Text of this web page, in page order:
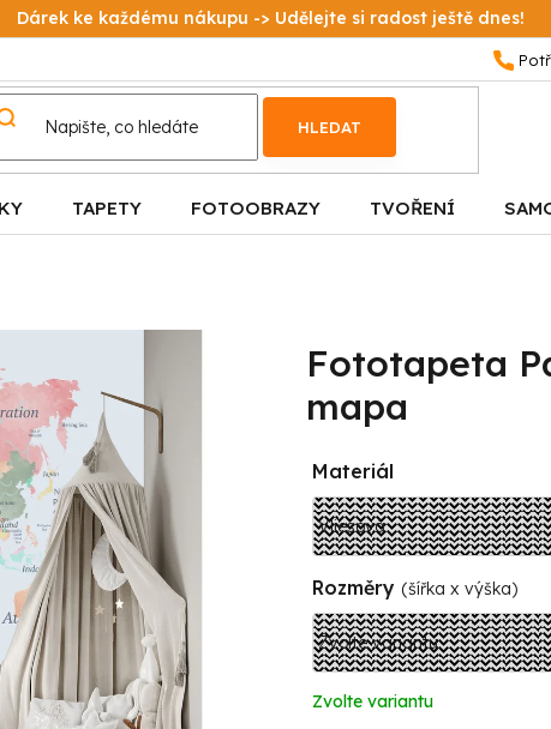
Dárek ke každému nákupu -> Udělejte si radost ještě dnes!
HLEDAT
TAPETY FOTOOBRAZY TVOŘENÍ
Fototapeta
mapa
Materiál
Rozměry (šířka x výška)
Zvolte variantu